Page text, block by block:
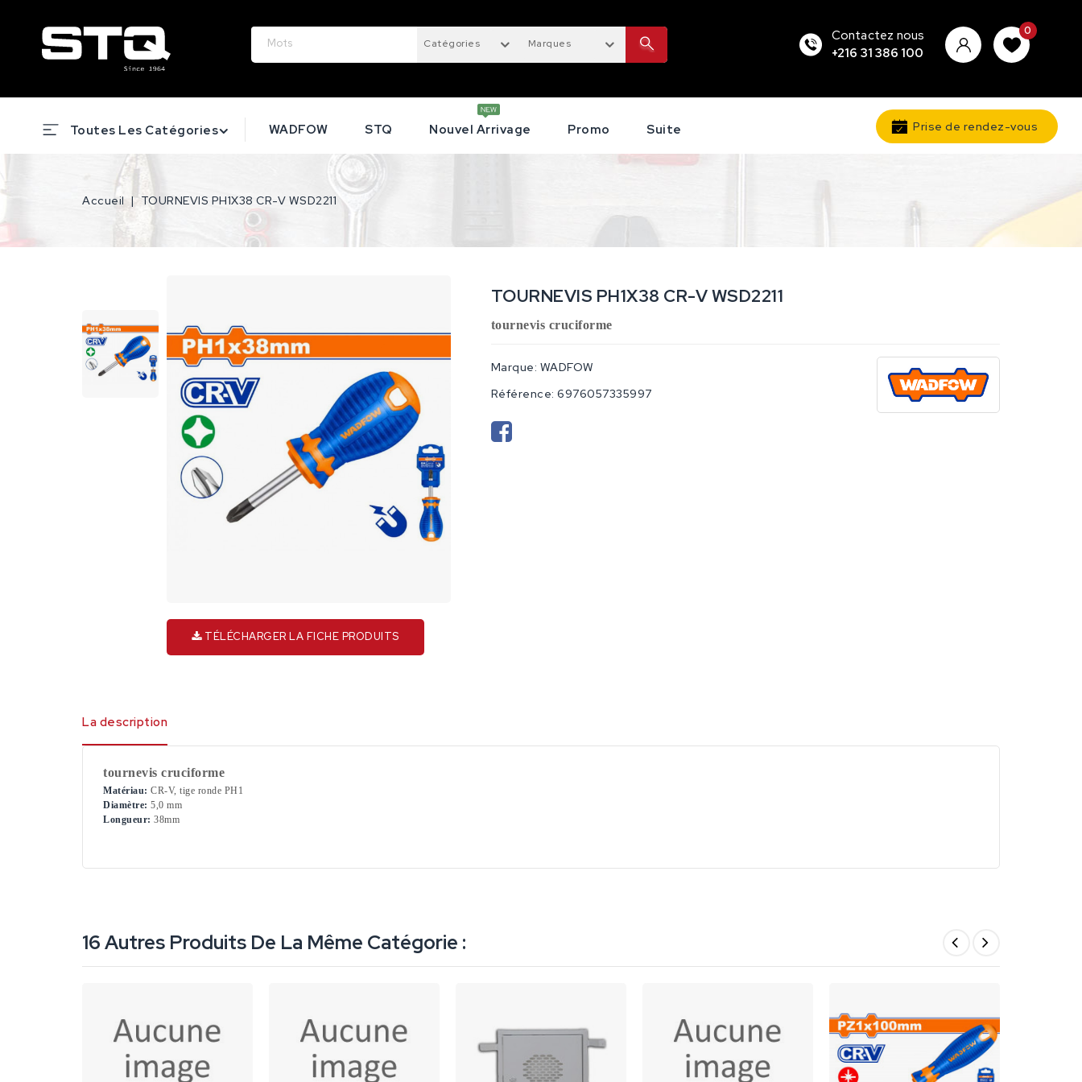
0
Catégories Marques
Contactez nous
+216 31 386 100
Toutes Les Catégories WADFOW STQ Nouvel Arrivage Promo Suite Prise de rendez-vous
Accueil TOURNEVIS PH1X38 CR-V WSD2211
TÉLÉCHARGER LA FICHE PRODUITS
TOURNEVIS PH1X38 CR-V WSD2211
tournevis cruciforme
Marque: WADFOW
Référence: 6976057335997
La description
tournevis cruciforme
Matériau: CR-V, tige ronde PH1
Diamètre: 5,0 mm
Longueur: 38mm
16 Autres Produits De La Même Catégorie :